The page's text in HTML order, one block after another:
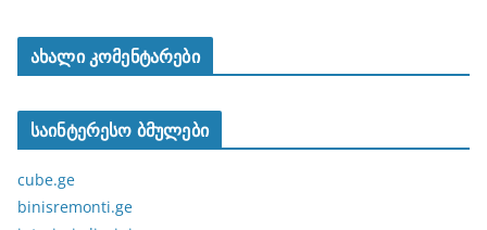
ახალი კომენტარები
საინტერესო ბმულები
cube.ge
binisremonti.ge